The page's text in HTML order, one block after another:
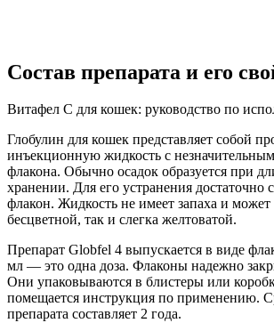
Состав препарата и его
Витафел С для кошек: руководство по
Глобулин для кошек представляет собой
инъекционную жидкость с
флакона. Обычно осадок образуется при
хранении. Для его устранения достаточно
флакон. Жидкость не имеет запаха и может
бесцветной, так и слегка желтоватой.
Препарат Globfel 4 выпускается в виде
мл — это одна доза. Флаконы надежно
Они упаковываются в блистеры или
помещается инструкция по применению.
препарата составляет 2 года.